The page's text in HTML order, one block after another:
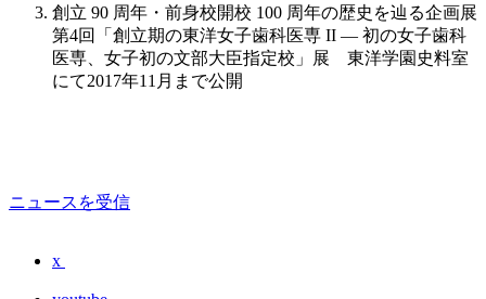
創立 90 周年・前身校開校 100 周年の歴史を辿る企画展
第4回「創立期の東洋女子歯科医専 II — 初の女子歯科
医専、女子初の文部大臣指定校」展 東洋学園史料室
にて2017年11月まで公開
ニュースを受信
x